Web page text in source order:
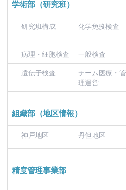
学術部（研究班）
研究班構成 化学免疫検査
病理・細胞検査
一般検査
遺伝子検査
チーム医療・管
理運営
組織部（地区情報）
神戸地区 丹但地区
精度管理事業部